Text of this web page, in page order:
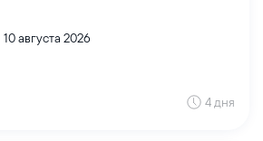
10 августа 2026
4 дня